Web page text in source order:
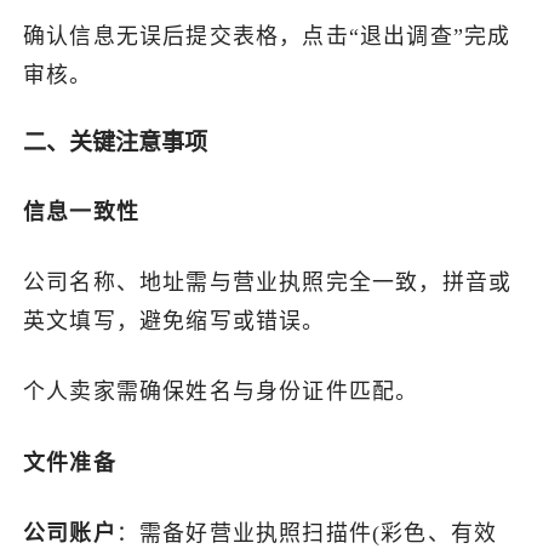
确认信息无误后提交表格，点击“退出调查”完成
审核。
二、关键注意事项
信息一致性
公司名称、地址需与营业执照完全一致，拼音或
英文填写，避免缩写或错误。
个人卖家需确保姓名与身份证件匹配。
文件准备
公司账户 ：需备好营业执照扫描件(彩色、有效